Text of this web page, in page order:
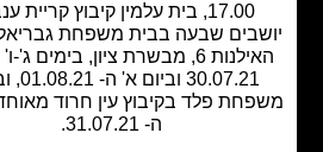
שבעה בבית משפחת גבריאלי, רחוב
האילנות 6, מבשרת ציון, בימים ג'-ו' ה- 27-
30.07.21 וביום א' ה- 01.08.21, ובבית
פלד בקיבוץ עין חרוד מאוחד בשבת